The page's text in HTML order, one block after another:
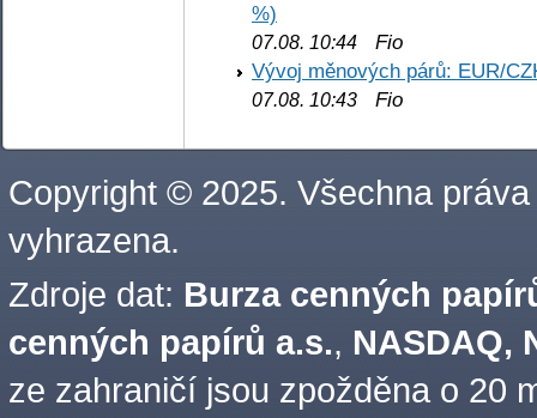
%)
07.08. 10:44 Fio
Vývoj měnových párů: EUR/
07.08. 10:43 Fio
Copyright © 2025. Všechna práva
vyhrazena.
Zdroje dat: Burza cenných
cenných papírů a.s., NASDAQ,
ze zahraničí jsou zpožděna o 20